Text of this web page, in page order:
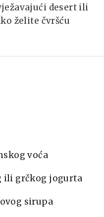
desert ili
želite čvršću
voća
ili grčkog jogurta
sirupa